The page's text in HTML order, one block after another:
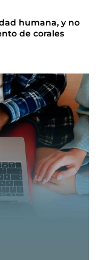
humana, y no
de corales